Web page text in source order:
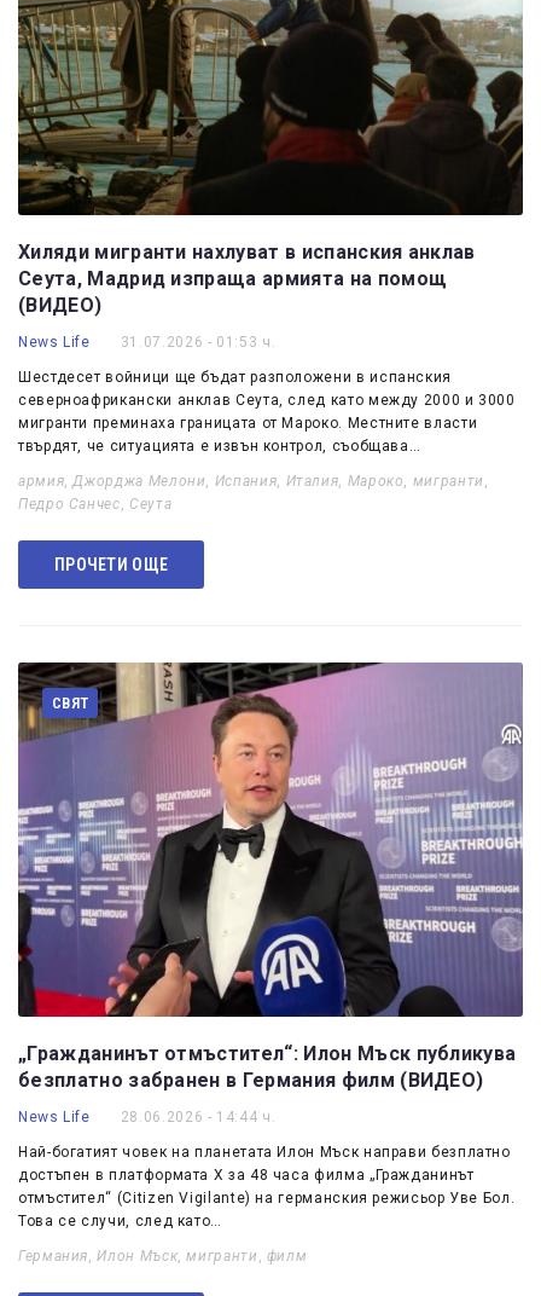
Хиляди мигранти нахлуват в испанския анклав
Сеута, Мадрид изпраща армията на помощ
(ВИДЕО)
News Life 31.07.2026 - 01:53 ч.
Шестдесет войници ще бъдат разположени в испанския
северноафрикански анклав Сеута, след като между 2000 и 3000
мигранти преминаха границата от Мароко. Местните власти
твърдят, че ситуацията е извън контрол, съобщава…
армия,Джорджа Мелони, Испания, Италия, Мароко, мигранти ,
Педро Санчес, Сеута
ПРОЧЕТИ ОЩЕ
СВЯТ
„Гражданинът отмъстител“: Илон Мъск публикува
безплатно забранен в Германия филм (ВИДЕО)
News Life 28.06.2026 - 14:44 ч.
Най-богатият човек на планетата Илон Мъск направи безплатно
достъпен в платформата X за 48 часа филма „Гражданинът
отмъстител“ (Citizen Vigilante) на германския режисьор Уве Бол.
Това се случи, след като…
Германия,Илон Мъск,мигранти , филм